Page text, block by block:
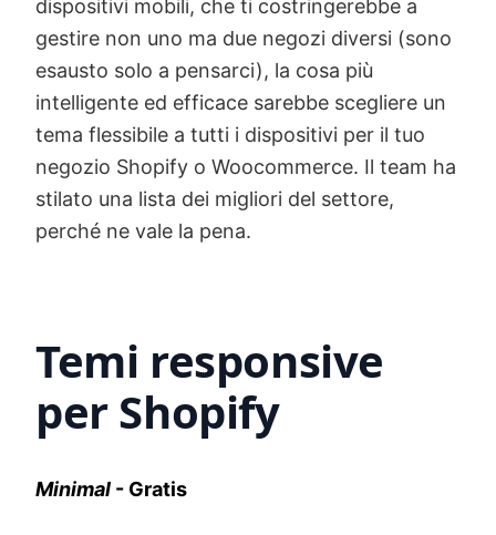
dispositivi mobili, che ti costringerebbe a
gestire non uno ma due negozi diversi (sono
esausto solo a pensarci), la cosa più
intelligente ed efficace sarebbe scegliere un
tema flessibile a tutti i dispositivi per il tuo
negozio Shopify o Woocommerce. Il team ha
stilato una lista dei migliori del settore,
perché ne vale la pena.
Temi responsive
per Shopify
Minimal - Gratis